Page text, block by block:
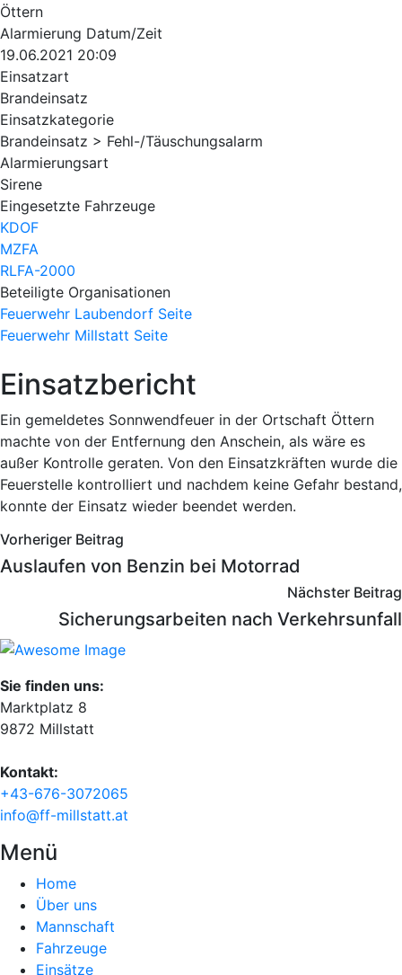
Öttern
Alarmierung Datum/Zeit
19.06.2021 20:09
Einsatzart
Brandeinsatz
Einsatzkategorie
Brandeinsatz > Fehl-/Täuschungsalarm
Alarmierungsart
Sirene
Eingesetzte Fahrzeuge
KDOF
MZFA
RLFA-2000
Beteiligte Organisationen
Feuerwehr Laubendorf Seite
Feuerwehr Millstatt Seite
Einsatzbericht
Ein gemeldetes Sonnwendfeuer in der Ortschaft Öttern
machte von der Entfernung den Anschein, als wäre es
außer Kontrolle geraten. Von den Einsatzkräften wurde die
Feuerstelle kontrolliert und nachdem keine Gefahr bestand,
konnte der Einsatz wieder beendet werden.
Vorheriger Beitrag
Auslaufen von Benzin bei Motorrad
Nächster Beitrag
Sicherungsarbeiten nach Verkehrsunfall
Sie finden uns:
Marktplatz 8
9872 Millstatt
Kontakt:
+43-676-3072065
info@ff-millstatt.at
Menü
Home
Über uns
Mannschaft
Fahrzeuge
Einsätze